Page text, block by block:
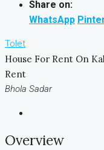
Share on:
WhatsApp
Tolet
House For Rent On
Rent
Bhola Sadar
Overview